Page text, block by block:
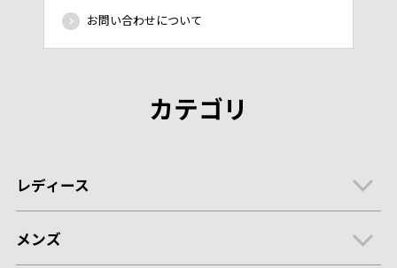
お問い合わせについて
カテゴリ
レディース
メンズ